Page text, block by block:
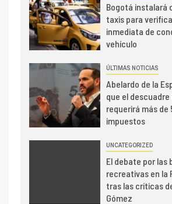
Bogotá instalará
taxis para
inmediata de
vehículo
ÚLTIMAS NOTICIAS
Abelardo de la
que el
requerirá más de
impuestos
UNCATEGORIZED
El debate por las
recreativas en la
tras las críticas
Gómez